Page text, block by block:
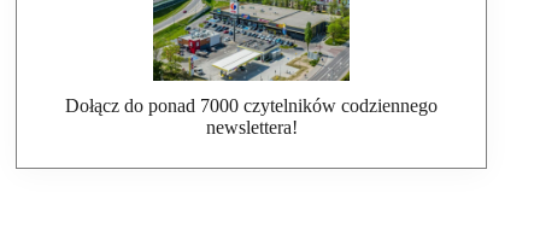
Dołącz do ponad 7000 czytelników codziennego
newslettera!